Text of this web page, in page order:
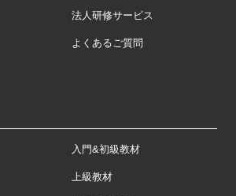
法人研修サービス
よくあるご質問
入門&初級教材
上級教材